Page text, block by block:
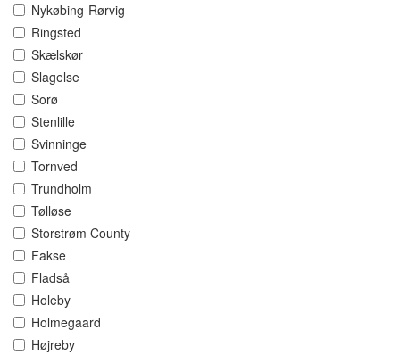
Nykøbing-Rørvig
Ringsted
Skælskør
Slagelse
Sorø
Stenlille
Svinninge
Tornved
Trundholm
Tølløse
Storstrøm County
Fakse
Fladså
Holeby
Holmegaard
Højreby